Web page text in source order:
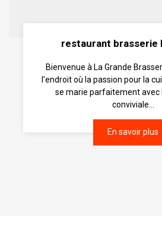
restaurant brasserie
Bienvenue à La Grande
l'endroit où la passion pour la
se marie parfaitement avec
conviviale...
En savoir plus